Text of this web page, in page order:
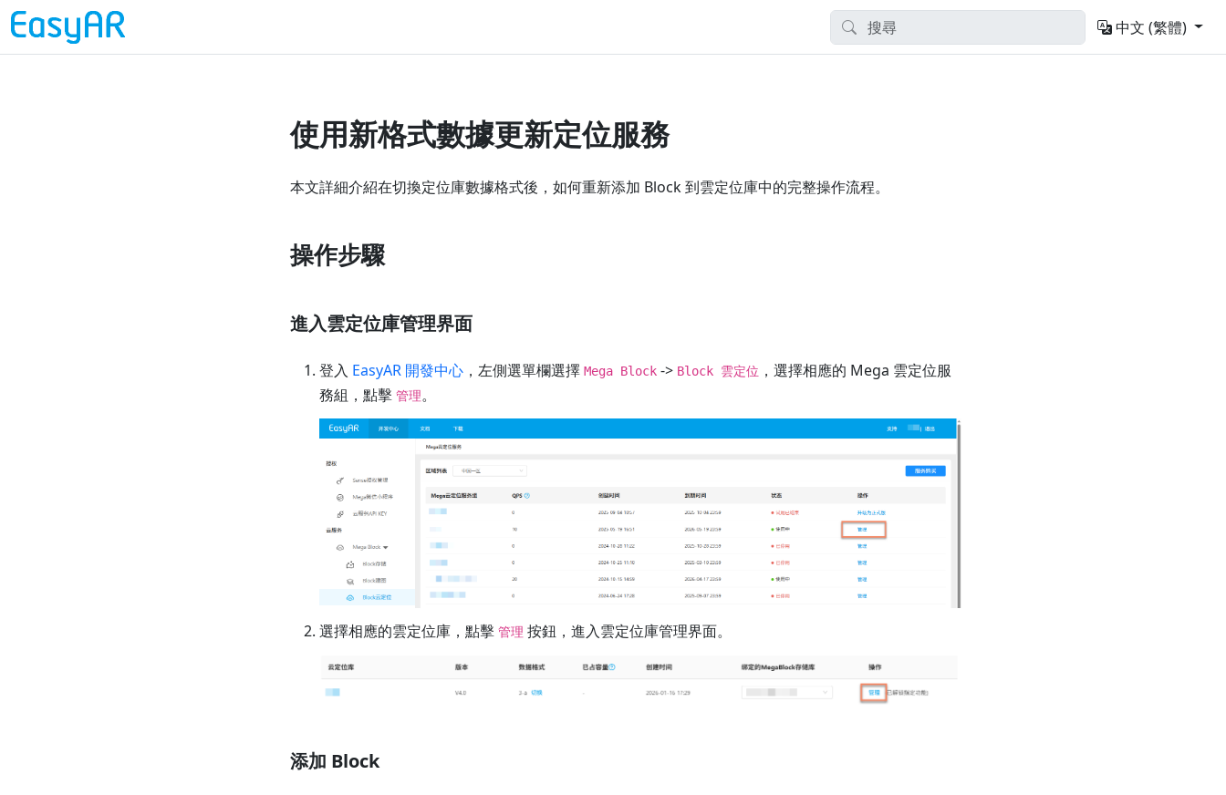
中文 (繁體)
使用新格式數據更新定位服務
本文詳細介紹在切換定位庫數據格式後，如何重新添加 Block 到雲定位庫中的完整操作流程。
操作步驟
進入雲定位庫管理界面
登入 EasyAR 開發中心，左側選單欄選擇 Mega Block-> Block 雲定位 ，選擇相應的 Mega 雲定位服
務組，點擊 管理。
選擇相應的雲定位庫，點擊 管理 按鈕，進入雲定位庫管理界面。
添加 Block